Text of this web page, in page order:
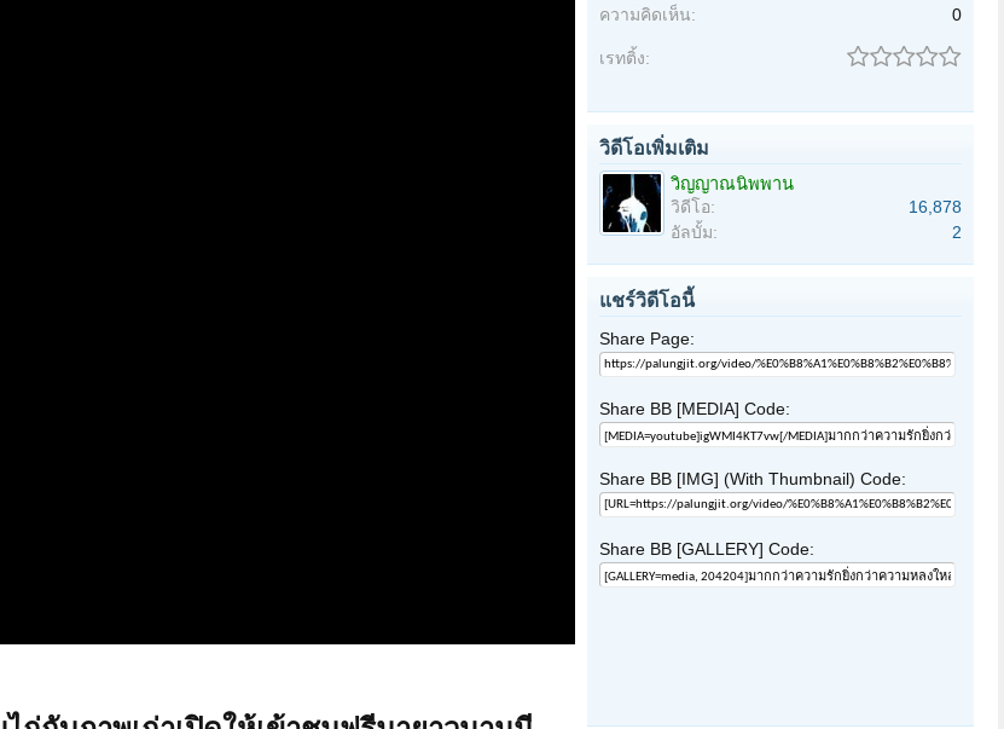
ความคิดเห็น:
0
เรทติ้ง:
วิดีโอเพิ่มเติม
วิญญาณนิพพาน
วิดีโอ:
16,878
อัลบั้ม:
2
แชร์วิดีโอนี้
Share Page:
Share BB [MEDIA] Code:
Share BB [IMG] (With Thumbnail) Code:
Share BB [GALLERY] Code: